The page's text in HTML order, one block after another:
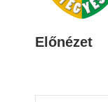
Előnézet